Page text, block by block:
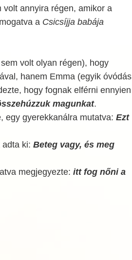
annyira régen, amikor a
a Csicsíjja babája
volt olyan régen), hogy
hanem Emma (egyik óvódás
hogy fognak elférni ennyien
magunkat.
egy gyerekkanálra mutatva: Ezt
ki: Beteg vagy, és meg
megjegyezte: itt fog nőni a